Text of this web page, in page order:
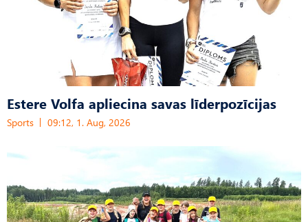
Estere Volfa apliecina savas līderpozīcijas
Sports 09:12, 1. Aug, 2026